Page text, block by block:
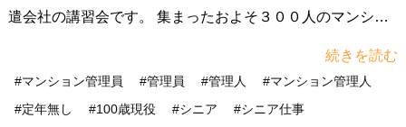
遣会社の講習会です。 集まったおよそ３００人のマンショ
この日参加した最高齢９０歳の方も元気よく… 参加者：
「おはようございます！いってらっしゃいませ！」 株式会
社うぇるねす 代表取締役下田雅美（８０）： 「参加した
続きを読む
#マンション管理員 #管理員 #管理人
#マンション管理人
#定年無し
#100歳現役 #シニア #シニア仕事